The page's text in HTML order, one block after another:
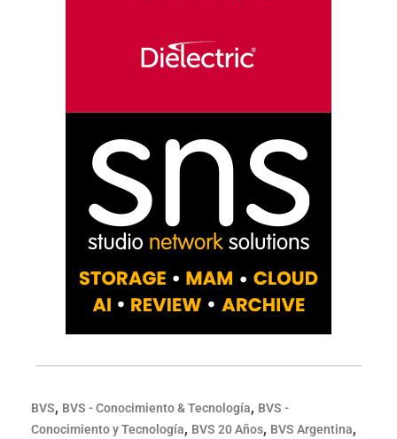
BVS, BVS - Conocimiento & Tecnología, BVS -
Conocimiento y Tecnología, BVS 20 Años, BVS Argentina,